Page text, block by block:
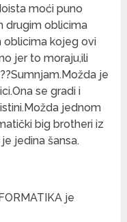
moći puno
drugim oblicima
oblicima kojeg ovi
jer to moraju,ili
je
se gradi i
jednom
big brotheri iz
jedina šansa.
je